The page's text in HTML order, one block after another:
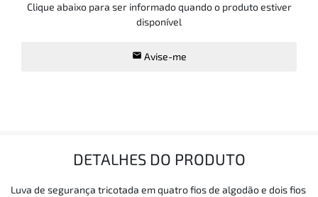
Clique abaixo para ser informado quando o produto estiver
disponível
Avise-me
DETALHES DO PRODUTO
Luva de segurança tricotada em quatro fios de algodão e dois fios